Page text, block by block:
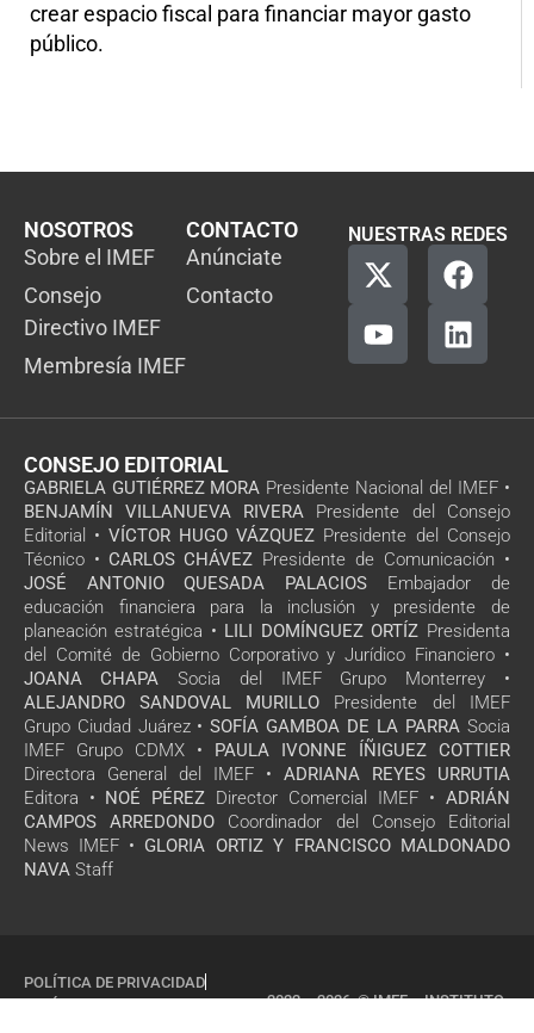
crear espacio fiscal para financiar mayor gasto
público.
NOSOTROS
Sobre el IMEF
Consejo
Directivo IMEF
Membresía IMEF
CONTACTO
Anúnciate
Contacto
NUESTRAS REDES
CONSEJO EDITORIAL
GABRIELA GUTIÉRREZ MORA Presidente Nacional del IMEF •
BENJAMÍN VILLANUEVA RIVERA Presidente del Consejo
Editorial • VÍCTOR HUGO VÁZQUEZ Presidente del Consejo
Técnico • CARLOS CHÁVEZ Presidente de Comunicación •
JOSÉ ANTONIO QUESADA PALACIOS Embajador de
educación financiera para la inclusión y presidente de
planeación estratégica • LILI DOMÍNGUEZ ORTÍZ Presidenta
del Comité de Gobierno Corporativo y Jurídico Financiero •
JOANA CHAPA Socia del IMEF Grupo Monterrey •
ALEJANDRO SANDOVAL MURILLO Presidente del IMEF
Grupo Ciudad Juárez • SOFÍA GAMBOA DE LA PARRA Socia
IMEF Grupo CDMX •
PAULA IVONNE ÍÑIGUEZ COTTIER
Directora General del IMEF • ADRIANA REYES URRUTIA
Editora •
NOÉ PÉREZ Director Comercial IMEF • ADRIÁN
CAMPOS ARREDONDO Coordinador del Consejo Editorial
News IMEF • GLORIA ORTIZ Y FRANCISCO MALDONADO
NAVA Staff
2022 – 2026 © IMEF – INSTITUTO
POLÍTICA DE PRIVACIDAD